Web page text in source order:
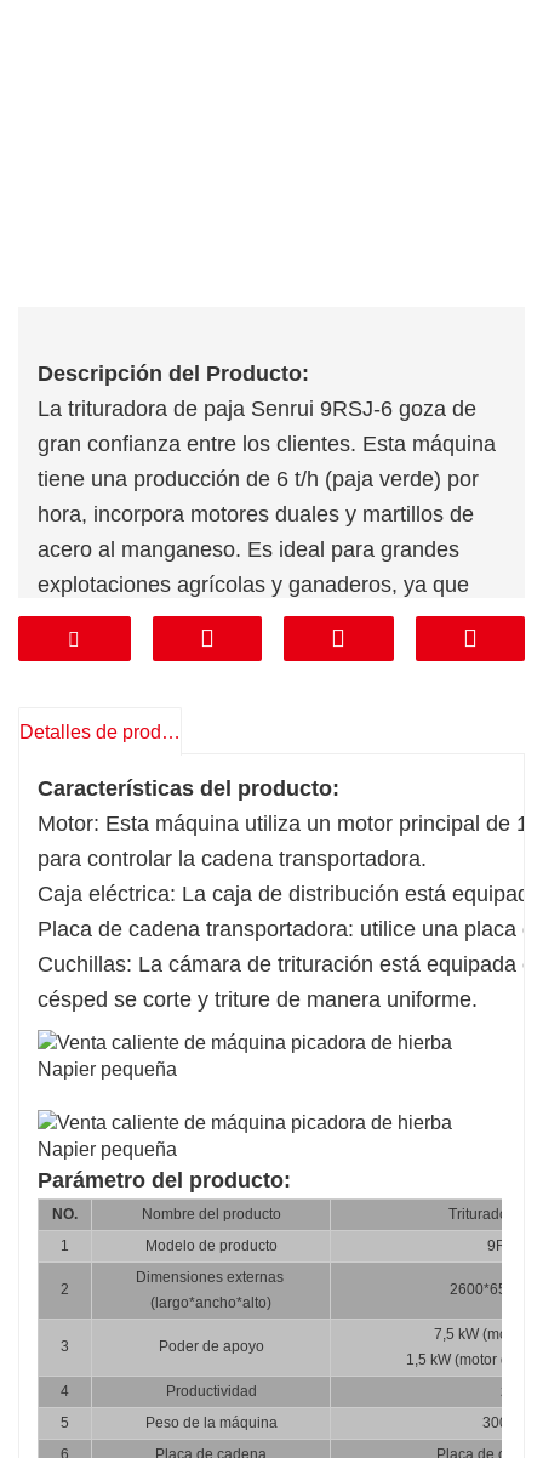
Descripción del Producto:
La trituradora de paja Senrui 9RSJ-6 goza de
gran confianza entre los clientes. Esta máquina
tiene una producción de 6 t/h (paja verde) por
hora, incorpora motores duales y martillos de
acero al manganeso. Es ideal para grandes
explotaciones agrícolas y ganaderos, ya que
procesa paja de cultivo, alfalfa, hierba, hojas y
ensilado de corteza.
Detalles de producto
Características del producto:
Motor: Esta máquina utiliza un motor principal de
para controlar la cadena transportadora.
Caja eléctrica: La caja de distribución está
Placa de cadena transportadora: utilice una placa
Cuchillas: La cámara de trituración está equipada
césped se corte y triture de manera uniforme.
Parámetro del producto:
NO. Nombre del producto
Trituradora
1
Modelo de producto 9RSJ-3
2
Dimensiones externas
(largo*ancho*alto)
3 Poder de apoyo
7,5 kW (motor
1,5 kW (motor del
4
Productividad
zt/h
5
Peso de la máquina
300 kilos
6
Placa de cadena Placa de